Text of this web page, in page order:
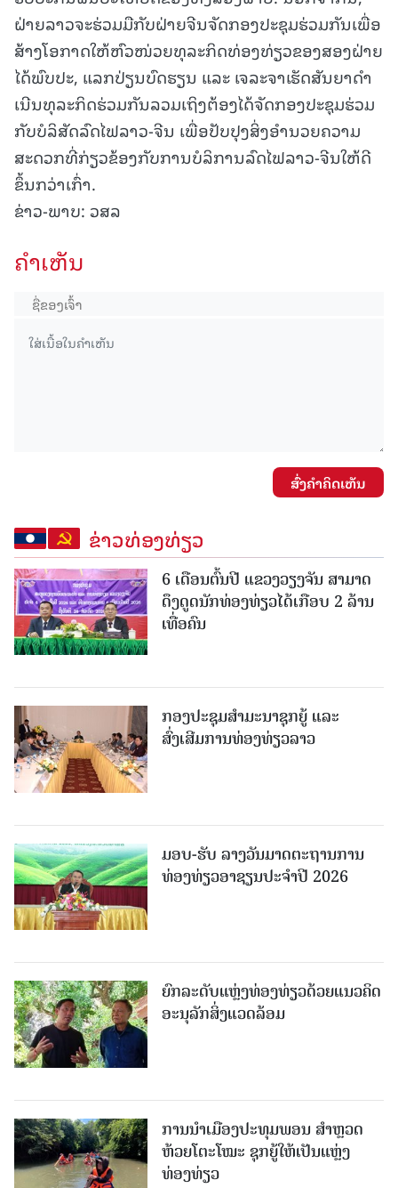
ຝ່າຍລາວຈະຮ່ວມມືກັບຝ່າຍຈີນຈັດກອງປະຊຸມຮ່ວມກັນເພື່ອ
ສ້າງໂອກາດໃຫ້ຫົວໜ່ວຍທຸລະກິດທ່ອງທ່ຽວຂອງສອງຝ່າຍ
ໄດ້ພົບປະ, ແລກປ່ຽນບົດຮຽນ ແລະ ເຈລະຈາເຮັດສັນຍາດໍາ
ເນີນທຸລະກິດຮ່ວມກັນລວມເຖິງຕ້ອງໄດ້ຈັດກອງປະຊຸມຮ່ວມ
ກັບບໍລິສັດລົດໄຟລາວ-ຈີນ ເພື່ອປັບປຸງສິ່ງອໍານວຍຄວາມ
ສະດວກທີ່ກ່ຽວຂ້ອງກັບການບໍລິການລົດໄຟລາວ-ຈີນໃຫ້ດີ
ຂຶ້ນກວ່າເກົ່າ.
ຂ່າວ-ພາບ: ວສລ
ຄໍາເຫັນ
ສົ່ງຄໍາຄິດເຫັນ
ຂ່າວທ່ອງທ່ຽວ
6 ເດືອນຕົ້ນປີ ແຂວງວຽງຈັນ ສາມາດ
ດຶງດູດນັກທ່ອງທ່ຽວໄດ້ເກືອບ 2 ລ້ານ
ເທື່ອຄົນ
ກອງປະຊຸມສຳມະນາຊຸກຍູ້ ແລະ
ສົ່ງເສີມການທ່ອງທ່ຽວລາວ
ມອບ-ຮັບ ລາງວັນມາດຕະຖານການ
ທ່ອງທ່ຽວອາຊຽນປະຈຳປີ 2026
ຍົກລະດັບແຫຼ່ງທ່ອງທ່ຽວດ້ວຍແນວຄິດ
ອະນຸລັກສິ່ງແວດລ້ອມ
ການນຳເມືອງປະທຸມພອນ ສຳຫຼວດ
ຫ້ວຍໂຕະໂໝະ ຊຸກຍູ້ໃຫ້ເປັນແຫຼ່ງ
ທ່ອງທ່ຽວ